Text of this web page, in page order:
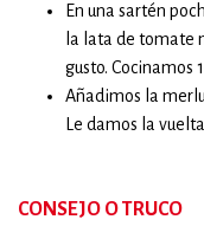
En una sartén
la lata de tomate
gusto. Cocinamos
Añadimos la
Le damos la
CONSEJO O TRUCO